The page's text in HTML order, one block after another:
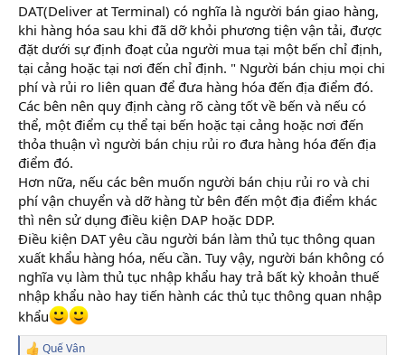
DAT(Deliver at Terminal) có nghĩa là người bán giao hàng,
khi hàng hóa sau khi đã dỡ khỏi phương tiện vận tải, được
đặt dưới sự định đoạt của người mua tại một bến chỉ định,
tại cảng hoặc tại nơi đến chỉ định. " Người bán chịu mọi chi
phí và rủi ro liên quan để đưa hàng hóa đến địa điểm đó.
Các bên nên quy định càng rõ càng tốt về bến và nếu có
thể, một điểm cụ thể tại bến hoặc tại cảng hoặc nơi đến
thỏa thuận vì người bán chịu rủi ro đưa hàng hóa đến địa
điểm đó.
Hơn nữa, nếu các bên muốn người bán chịu rủi ro và chi
phí vận chuyển và dỡ hàng từ bên đến một địa điểm khác
thì nên sử dụng điều kiện DAP hoặc DDP.
Điều kiện DAT yêu cầu người bán làm thủ tục thông quan
xuất khẩu hàng hóa, nếu cần. Tuy vậy, người bán không có
nghĩa vụ làm thủ tục nhập khẩu hay trả bất kỳ khoản thuế
nhập khẩu nào hay tiến hành các thủ tục thông quan nhập
khẩu
Quế Vân